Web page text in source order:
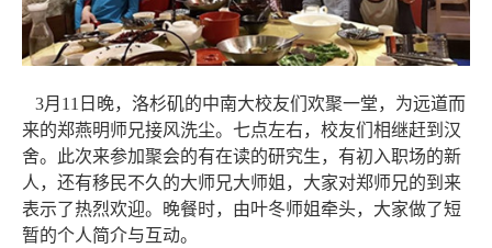
3月 11 日晚，洛杉矶的中南大校友们欢聚一堂，为远道而
来的郑燕明师兄接风洗尘。七点左右，校友们相继赶到汉
舍。此次来参加聚会的有在读的研究生，有初入职场的新
人，还有移民不久的大师兄大师姐，大家对郑师兄的到来
表示了热烈欢迎。晚餐时，由叶冬师姐牵头，大家做了短
暂的个人简介与互动。